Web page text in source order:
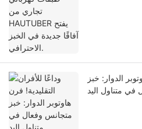
الدوار: خبز
متناول اليد